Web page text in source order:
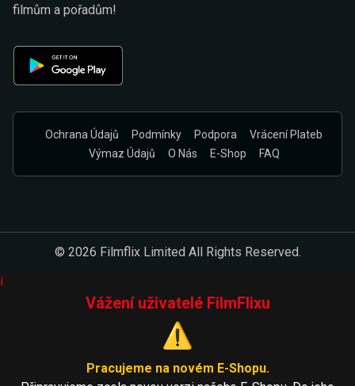
filmům a pořadům!
Ochrana Údajů Podmínky Podpora
Vrácení Plateb
Výmaz Údajů
O Nás E-Shop FAQ
© 2026 Filmflix Limited All Rights Reserved.
i
Vážení uživatelé FilmFlixu
⚠️
Pracujeme na novém E-Shopu.